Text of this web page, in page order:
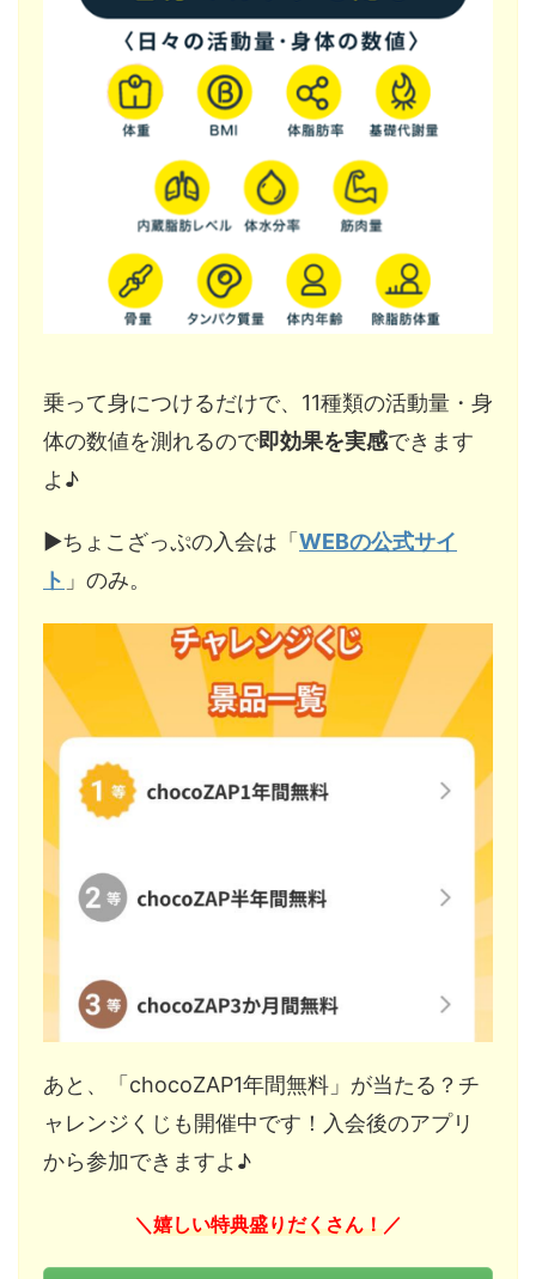
乗って身につけるだけで、11種類の活動量・身
体の数値を測れるので即効果を実感できます
よ♪
▶︎ちょこざっぷの入会は「 WEBの公式サイ
ト 」のみ。
あと、「chocoZAP1年間無料」が当たる？チ
ャレンジくじも開催中です！入会後のアプリ
から参加できますよ♪
＼ 嬉しい特典盛りだくさん！ ／